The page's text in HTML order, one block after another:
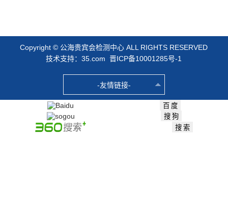
Copyright © 公海贵宾会检测中心 ALL RIGHTS RESERVED
技术支持：35.com晋ICP备10001285号-1
-友情链接-